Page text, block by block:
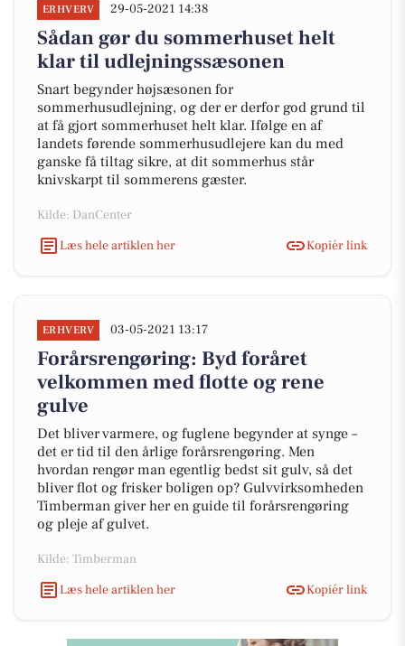
ERHVERV 29-05-2021 14:38
Sådan gør du sommerhuset helt
klar til udlejningssæsonen
Snart begynder højsæsonen for
sommerhusudlejning, og der er derfor god grund til
at få gjort sommerhuset helt klar. Ifølge en af
landets førende sommerhusudlejere kan du med
ganske få tiltag sikre, at dit sommerhus står
knivskarpt til sommerens gæster.
Kilde: DanCenter
Læs hele artiklen her
Kopiér link
ERHVERV 03-05-2021 13:17
Forårsrengøring: Byd foråret
velkommen med flotte og rene
gulve
Det bliver varmere, og fuglene begynder at synge –
det er tid til den årlige forårsrengøring. Men
hvordan rengør man egentlig bedst sit gulv, så det
bliver flot og frisker boligen op? Gulvvirksomheden
Timberman giver her en guide til forårsrengøring
og pleje af gulvet.
Kilde: Timberman
Læs hele artiklen her
Kopiér link